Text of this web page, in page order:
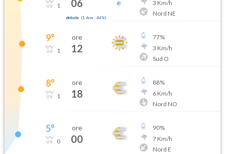
1 06
debole (1.6cm- 46%)
3 Km/h
Nord NE
9°
1
ore
12
77%
3 Km/h
Sud O
8°
1
ore
18
88%
6Km/h
Nord NO
5°
0
ore
00
90%
7Km/h
Nord E